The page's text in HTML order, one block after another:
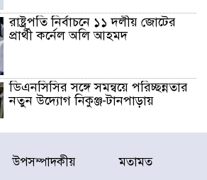
রাষ্ট্রপতি নির্বাচনে ১১ দলীয় জোটের
প্রার্থী কর্নেল অলি আহমদ
ডিএনসিসির সঙ্গে সমন্বয়ে পরিচ্ছন্নতার
নতুন উদ্যোগ নিকুঞ্জ-টানপাড়ায়
নবনির্বাচিত কার্যনির্বাহী পরিষদের
উদ্যোগে উত্তরা ১৩ নং সেক্টর-এ
উপসম্পাদকীয় মতামত